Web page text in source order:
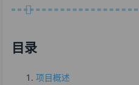
目录
项目概述